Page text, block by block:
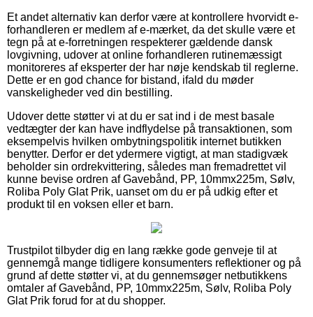
Et andet alternativ kan derfor være at kontrollere hvorvidt e-
forhandleren er medlem af e-mærket, da det skulle være et
tegn på at e-forretningen respekterer gældende dansk
lovgivning, udover at online forhandleren rutinemæssigt
monitoreres af eksperter der har nøje kendskab til reglerne.
Dette er en god chance for bistand, ifald du møder
vanskeligheder ved din bestilling.
Udover dette støtter vi at du er sat ind i de mest basale
vedtægter der kan have indflydelse på transaktionen, som
eksempelvis hvilken ombytningspolitik internet butikken
benytter. Derfor er det ydermere vigtigt, at man stadigvæk
beholder sin ordrekvittering, således man fremadrettet vil
kunne bevise ordren af Gavebånd, PP, 10mmx225m, Sølv,
Roliba Poly Glat Prik, uanset om du er på udkig efter et
produkt til en voksen eller et barn.
Trustpilot tilbyder dig en lang række gode genveje til at
gennemgå mange tidligere konsumenters reflektioner og på
grund af dette støtter vi, at du gennemsøger netbutikkens
omtaler af Gavebånd, PP, 10mmx225m, Sølv, Roliba Poly
Glat Prik forud for at du shopper.